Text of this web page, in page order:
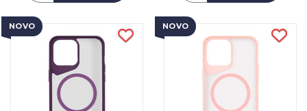
NOVO NOVO